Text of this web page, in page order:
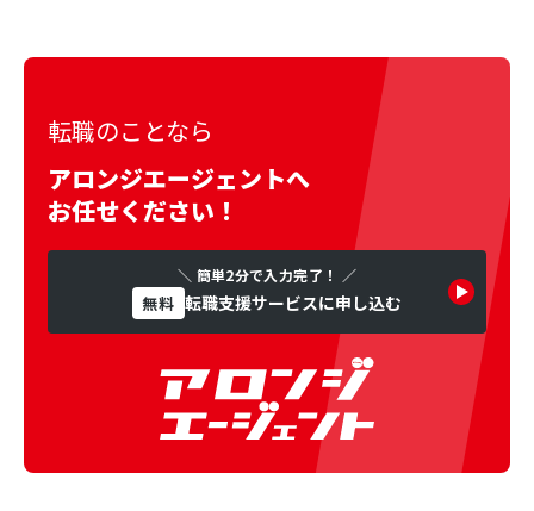
転職のことなら
アロンジエージェントへ
お任せください！
＼ 簡単2分で入力完了！ ／
無料 転職支援サービスに申し込む